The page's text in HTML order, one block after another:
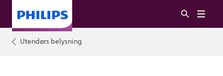
Utendørs belysning